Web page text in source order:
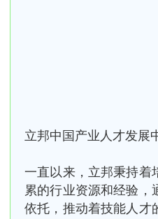
立邦中国产业人才发展
一直以来，立邦秉持着
累的行业资源和经验
依托，推动着技能人才